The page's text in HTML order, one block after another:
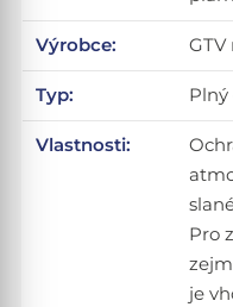
Výrobce: GTV
Typ: Plný
Vlastnosti:
Pro
je